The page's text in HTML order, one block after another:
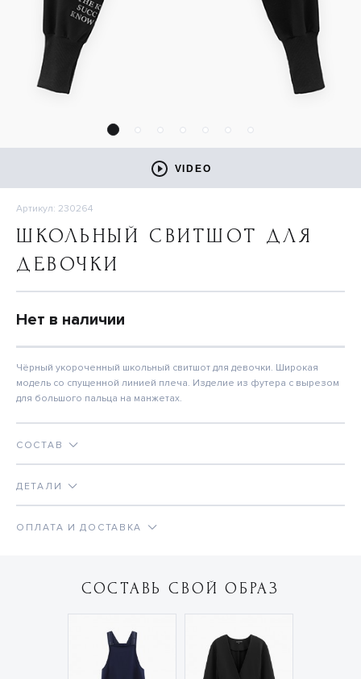
VIDEO
Артикул: 230264
ШКОЛЬНЫЙ СВИТШОТ ДЛЯ
ДЕВОЧКИ
Нет в наличии
Чёрный укороченный школьный свитшот для девочки. Широкая
модель со спущенной линией плеча. Изделие из футера с вырезом
для большого пальца на манжетах.
СОСТАВ
ДЕТАЛИ
ОПЛАТА И ДОСТАВКА
СОСТАВЬ СВОЙ ОБРАЗ